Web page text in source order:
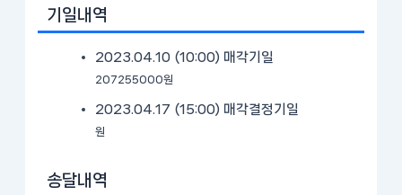
기일내역
2023.04.10 (10:00) 매각기일
207255000원
2023.04.17 (15:00) 매각결정기일
원
송달내역